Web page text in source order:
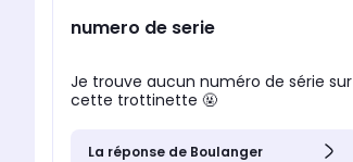
numero de serie
Je trouve aucun numéro de série sur
cette trottinette 🤬
La réponse de Boulanger